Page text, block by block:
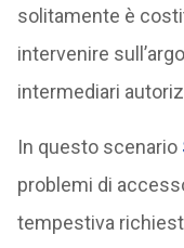
solitamente è
intervenire
intermediari
In questo scenario
problemi di
tempestiva